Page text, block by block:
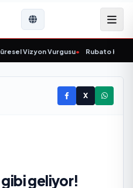
Vizyon Vurgusu• Rubato
X
gibi geliyor!